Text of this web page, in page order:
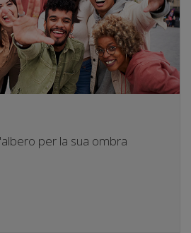
per la sua ombra